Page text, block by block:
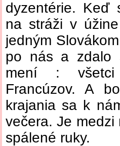
dyzentérie. Keď
na stráži v
jedným
po nás a zdalo
mení : všetci
Francúzov. A
krajania sa k
večera. Je medzi
spálené ruky.